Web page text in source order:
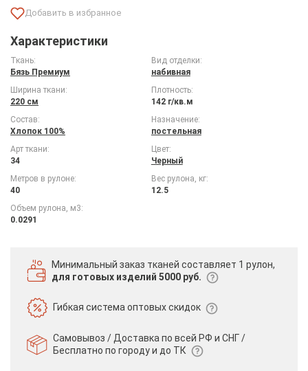
Характеристики
Ткань:
Бязь Премиум
Вид отделки:
набивная
Ширина ткани:
220 см
Плотность:
142 г/кв.м
Состав:
Хлопок 100%
Назначение:
постельная
Арт ткани:
34
Цвет:
Черный
Метров в рулоне:
40
Вес рулона, кг:
12.5
Объем рулона, м3:
0.0291
Минимальный заказ тканей составляет 1 рулон,
для готовых изделий 5000 руб.
Гибкая системаоптовых скидок
Самовывоз / Доставка по всей РФ и СНГ /
Бесплатно по городу и до ТК